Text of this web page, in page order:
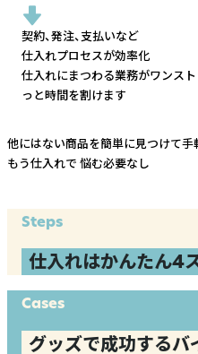
契約、発注、支払いなど
仕入れプロセスが効率化
仕入れにまつわる業務がワンスト
っと時間を割けます
他にはない商品を簡単に見つけて手
もう仕入れで 悩む必要なし
Steps
仕入れはかんたん4
Cases
グッズで成功するバ